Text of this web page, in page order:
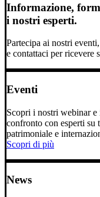
Informazione,
i nostri esperti.
Partecipa ai nostri
e contattaci per ricevere
Eventi
Scopri i nostri webinar
confronto con esperti
patrimoniale e
Scopri di più
News